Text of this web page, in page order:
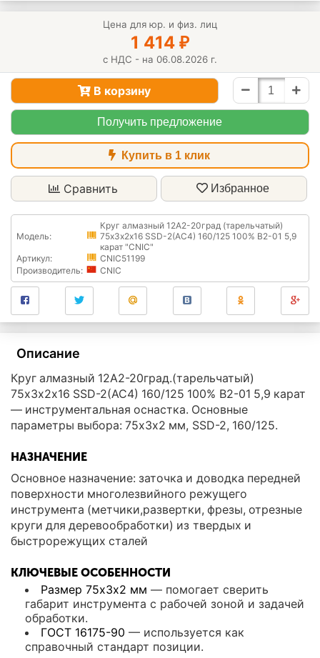
Цена для юр. и физ. лиц
1 414 ₽
с НДС - на 06.08.2026 г.
В корзину
Получить предложение
Купить в 1 клик
Сравнить Избранное
Модель:
Круг алмазный 12А2-20град (тарельчатый)
75х3х2х16 SSD-2(АС4) 160/125 100% В2-01 5,9
карат "CNIC"
Артикул:
CNIC51199
Производитель:
CNIC
Описание
Круг алмазный 12А2-20град.(тарельчатый)
75х3х2х16 SSD-2(АС4) 160/125 100% В2-01 5,9 карат
— инструментальная оснастка. Основные
параметры выбора: 75х3х2 мм, SSD-2, 160/125.
НАЗНАЧЕНИЕ
Основное назначение: заточка и доводка передней
поверхности многолезвийного режущего
инструмента (метчики,развертки, фрезы, отрезные
круги для деревообработки) из твердых и
быстрорежущих сталей
КЛЮЧЕВЫЕ ОСОБЕННОСТИ
Размер 75х3х2 мм — помогает сверить
габарит инструмента с рабочей зоной и задачей
обработки.
ГОСТ 16175-90 — используется как
справочный стандарт позиции.